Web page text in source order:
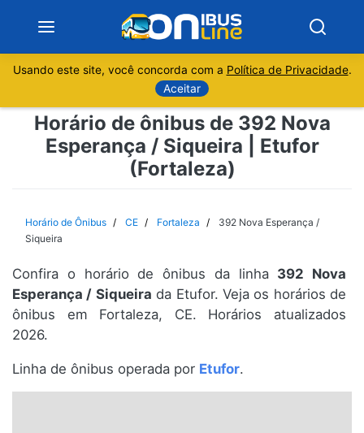
Sobre
Minas Gerais
Espírito Santo
Paraná
Santa Catarina
Usando este site, você concorda com a Política de Privacidade.
Aceitar
Horário de ônibus de 392 Nova
Esperança / Siqueira | Etufor
(Fortaleza)
Horário de Ônibus CE Fortaleza
392 Nova Esperança /
Siqueira
Confira o horário de ônibus da linha 392 Nova
Esperança / Siqueira da Etufor. Veja os horários de
ônibus em Fortaleza, CE. Horários atualizados
2026.
Linha de ônibus operada por Etufor.